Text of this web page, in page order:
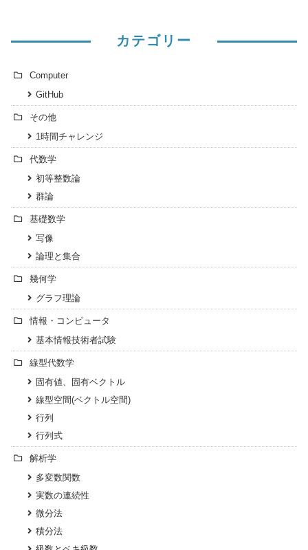
カテゴリー
Computer
GitHub
その他
1時間チャレンジ
代数学
初等整数論
群論
基礎数学
写像
論理と集合
幾何学
グラフ理論
情報・コンピュータ
基本情報技術者試験
線型代数学
固有値、固有ベクトル
線型空間(ベクトル空間)
行列
行列式
解析学
多変数関数
実数の連続性
微分法
積分法